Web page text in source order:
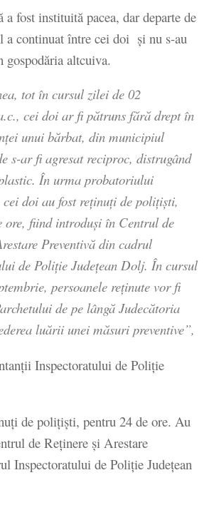
fost instituită pacea, dar departe de
a continuat între cei doi şi nu s-au
altcuiva.
tot în cursul zilei de 02
cei doi ar fi pătruns fără drept în
unui bărbat, din municipiul
s-ar fi agresat reciproc, distrugând
În urma probatoriului
doi au fost reținuți de poliţişti,
ore, fiind introduși în Centrul de
Preventivă din cadrul
de Poliţie Judeţean Dolj. În cursul
persoanele reținute vor fi
de pe lângă Judecătoria
luării unei măsuri preventive”,
Inspectoratului de Poliţie
de poliţişti, pentru 24 de ore. Au
de Reţinere şi Arestare
Inspectoratului de Poliţie Judeţean